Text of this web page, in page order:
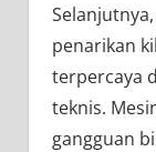
penarikan
terpercaya
teknis.
gangguan